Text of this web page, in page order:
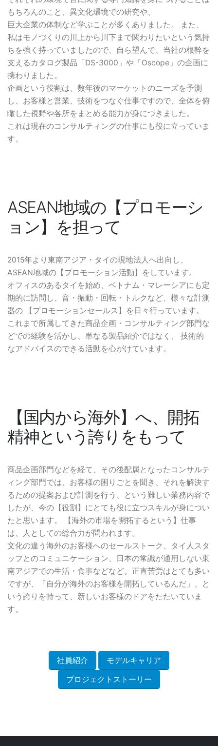
もちろんのこと、異文化環境での研究や、
巨大企業の体制など学ぶことが多くありました。 また、
私はモノづくりの川上から川下まで関わりたいという気持
ちを強く持っていましたので、自ら望んで、当社の根幹を
支えるカタログ製品「DS-3000」や「Oscope」の企画に
携わりました。
企画という役割は、数年後のマーケットのニーズを予測
し、お客様と営業、技術をつなぐ仕事ですので、全体を俯
瞰した視野や各所をまとめる能力が身につきました。
これは現在のコンサルティングの仕事にも役に立っていま
す。
ASEAN地域の【プロモーシ
ョン】を担って
2015年より東南アジア・タイの現地法人へ出向し、
ASEAN地域の【プロモーション活動】をしています。
オフィスのあるタイを始め、ベトナム・マレーシアにも定
期的に訪問し、音・振動・回転・トルクなど、様々な計測
器の 【プロモーションセールス】を日々行っています。
これまで所属してきた商品企画・コンサルティング部門な
どでの経験を活かし、単なる製品紹介ではなく、 技術的
なアドバイスのできる活動を心がけています。
【国内から海外】へ、開拓
精神という誇りをもって
商品企画部門などを経て、その後配属となったコンサルテ
ィング部門では、お客様の困りごとを聞き、それを解決す
るための提案および計測を行う、という難しい業務内容で
したが、今の【役割】にとても役に立つスキルが身につい
たと思います。 【海外の市場を開拓するという】仕事
は、人としての総合力が問われます。
文化の違う海外のお客様へのセールストーク、タイ人スタ
ッフとのコミュニケーション、日本の常識が通用しない東
南アジアでの生活・食事などなど。正直苦労はとても多い
ですが、「自分が海外のお客様を開拓しているんだ」、と
いう誇りを持って、新しいお客様のドアをたたいていま
す。
社員紹介
モデルキャリア
プロジェクトストーリー